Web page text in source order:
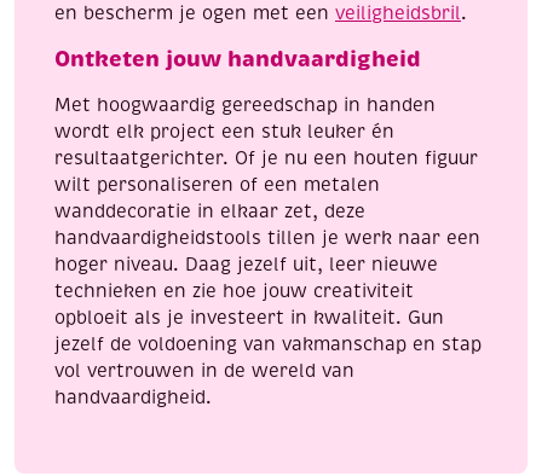
en bescherm je ogen met een veiligheidsbril.
Ontketen jouw handvaardigheid
Met hoogwaardig gereedschap in handen
wordt elk project een stuk leuker én
resultaatgerichter. Of je nu een houten figuur
wilt personaliseren of een metalen
wanddecoratie in elkaar zet, deze
handvaardigheidstools tillen je werk naar een
hoger niveau. Daag jezelf uit, leer nieuwe
technieken en zie hoe jouw creativiteit
opbloeit als je investeert in kwaliteit. Gun
jezelf de voldoening van vakmanschap en stap
vol vertrouwen in de wereld van
handvaardigheid.